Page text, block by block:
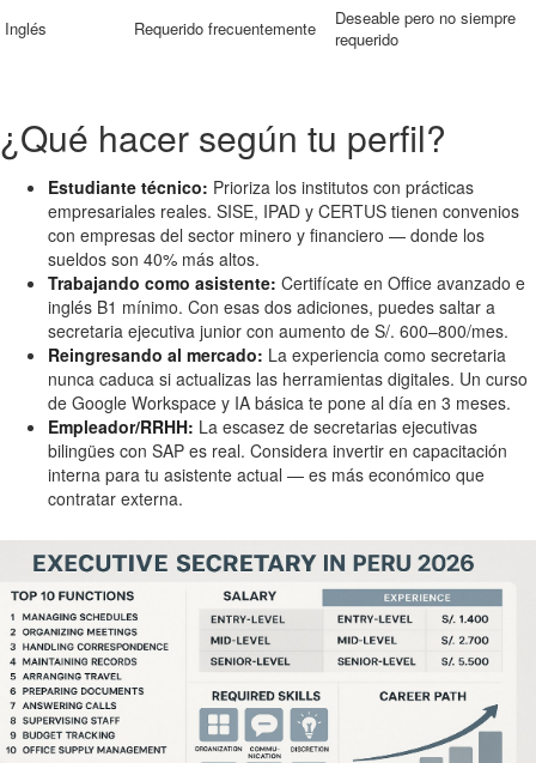
Inglés Requerido frecuentemente
Deseable pero no siempre
requerido
¿Qué hacer según tu perfil?
Estudiante técnico: Prioriza los institutos con prácticas
empresariales reales. SISE, IPAD y CERTUS tienen convenios
con empresas del sector minero y financiero — donde los
sueldos son 40% más altos.
Trabajando como asistente: Certifícate en Office avanzado e
inglés B1 mínimo. Con esas dos adiciones, puedes saltar a
secretaria ejecutiva junior con aumento de S/. 600–800/mes.
Reingresando al mercado: La experiencia como secretaria
nunca caduca si actualizas las herramientas digitales. Un curso
de Google Workspace y IA básica te pone al día en 3 meses.
Empleador/RRHH: La escasez de secretarias ejecutivas
bilingües con SAP es real. Considera invertir en capacitación
interna para tu asistente actual — es más económico que
contratar externa.